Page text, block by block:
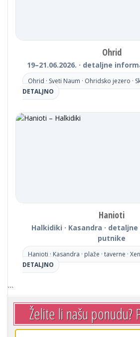
Ohrid
19–21.06.2026. · detaljne
Ohrid · Sveti Naum · Ohridsko jezero ·
DETALJNO
Hanioti
Halkidiki · Kasandra ·
putnike
Hanioti · Kasandra · plaže · taverne ·
DETALJNO
```
Želite li našu ponudu?